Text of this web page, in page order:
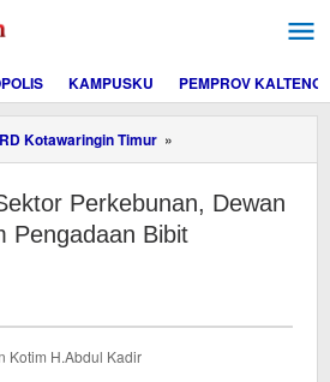
KAMPUSKU PEMPROV KALTENG
Kotawaringin Timur »
Pulihkan
Perkebunan,
Dewan
Dorong
Perkebunan, Dewan
Pengadaan Bibit
Kotim H.Abdul Kadir